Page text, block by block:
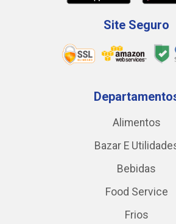
Site Seguro
Alimentos
Bazar E
Bebidas
Food Service
Frios